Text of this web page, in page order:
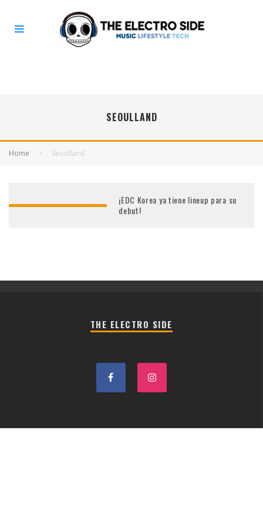
SEOULLAND
Home Seoulland
¡EDC Korea ya tiene lineup para su
debut!
THE ELECTRO SIDE